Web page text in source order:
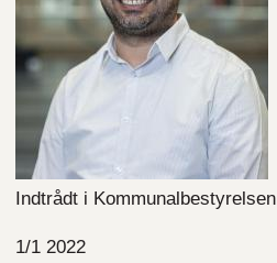
Indtrådt i Kommunalbestyrelsen
1/1 2022